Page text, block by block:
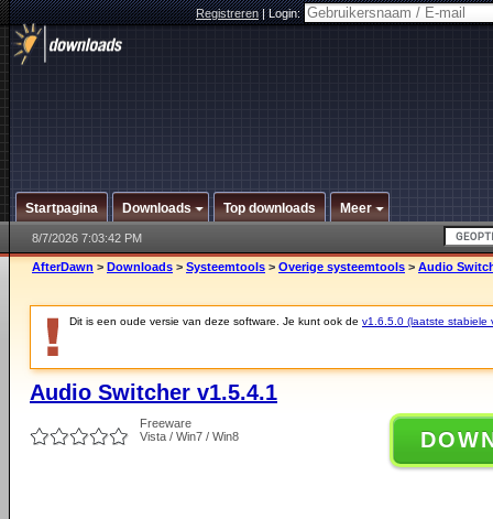
Registreren|Login:
Startpagina Downloads Top downloads Meer
8/7/2026 7:03:42 PM
AfterDawn > Downloads > Systeemtools > Overige systeemtools > Audio
Dit is een oude versie van deze software. Je kunt ook de v1.6.5.0 (laatste stabiele
Audio Switcher v1.5.4.1
Freeware
Vista / Win7 / Win8